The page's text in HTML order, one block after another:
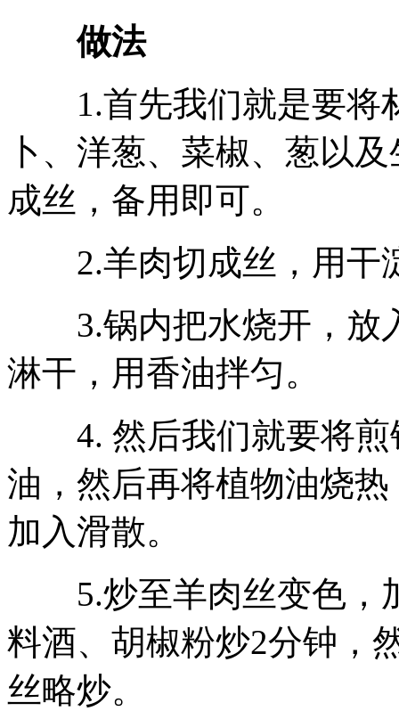
做法
1.首先我们就是要将
卜、洋葱、菜椒、葱以
成丝，备用即可。
2.羊肉切成丝，用干
3.锅内把水烧开，放
淋干，用香油拌匀。
4. 然后我们就要将煎
油，然后再将植物油烧
加入滑散。
5.炒至羊肉丝变色，
料酒、胡椒粉炒2分钟，
丝略炒。